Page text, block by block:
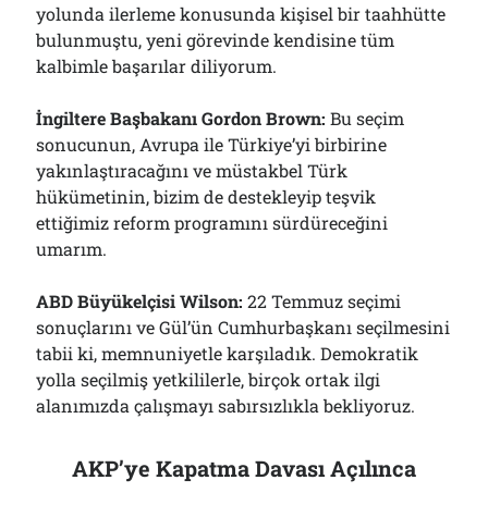
yolunda ilerleme konusunda kişisel bir taahhütte
bulunmuştu, yeni görevinde kendisine tüm
kalbimle başarılar diliyorum.
İngiltere Başbakanı Gordon Brown: Bu seçim
sonucunun, Avrupa ile Türkiye’yi birbirine
yakınlaştıracağını ve müstakbel Türk
hükümetinin, bizim de destekleyip teşvik
ettiğimiz reform programını sürdüreceğini
umarım.
ABD Büyükelçisi Wilson: 22 Temmuz seçimi
sonuçlarını ve Gül’ün Cumhurbaşkanı seçilmesini
tabii ki, memnuniyetle karşıladık. Demokratik
yolla seçilmiş yetkililerle, birçok ortak ilgi
alanımızda çalışmayı sabırsızlıkla bekliyoruz.
AKP’ye Kapatma Davası Açılınca